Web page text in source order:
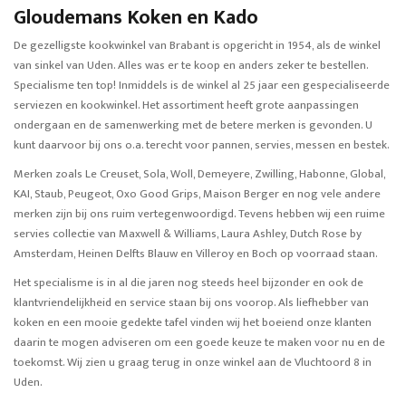
Gloudemans Koken en Kado
De gezelligste kookwinkel van Brabant is opgericht in 1954, als de winkel
van sinkel van Uden. Alles was er te koop en anders zeker te bestellen.
Specialisme ten top! Inmiddels is de winkel al 25 jaar een gespecialiseerde
serviezen en kookwinkel. Het assortiment heeft grote aanpassingen
ondergaan en de samenwerking met de betere merken is gevonden. U
kunt daarvoor bij ons o.a. terecht voor pannen, servies, messen en bestek.
Merken zoals Le Creuset, Sola, Woll, Demeyere, Zwilling, Habonne, Global,
KAI, Staub, Peugeot, Oxo Good Grips, Maison Berger en nog vele andere
merken zijn bij ons ruim vertegenwoordigd. Tevens hebben wij een ruime
servies collectie van Maxwell & Williams, Laura Ashley, Dutch Rose by
Amsterdam, Heinen Delfts Blauw en Villeroy en Boch op voorraad staan.
Het specialisme is in al die jaren nog steeds heel bijzonder en ook de
klantvriendelijkheid en service staan bij ons voorop. Als liefhebber van
koken en een mooie gedekte tafel vinden wij het boeiend onze klanten
daarin te mogen adviseren om een goede keuze te maken voor nu en de
toekomst. Wij zien u graag terug in onze winkel aan de Vluchtoord 8 in
Uden.